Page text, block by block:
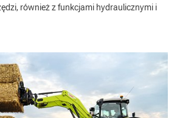
również z funkcjami hydraulicznymi i